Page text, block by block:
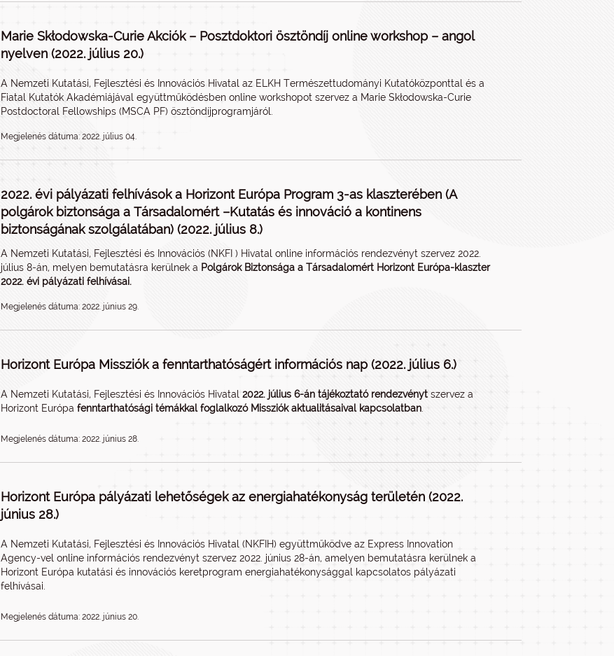
Marie Skłodowska-Curie Akciók – Posztdoktori ösztöndíj online workshop – angol
nyelven (2022. július 20.)
A Nemzeti Kutatási, Fejlesztési és Innovációs Hivatal az ELKH Természettudományi Kutatóközponttal és a
Fiatal Kutatók Akadémiájával együttműködésben online workshopot szervez a Marie Skłodowska-Curie
Postdoctoral Fellowships (MSCA PF) ösztöndíjprogramjáról.
Megjelenés dátuma: 2022. július 04.
2022. évi pályázati felhívások a Horizont Európa Program 3-as klaszterében (A
polgárok biztonsága a Társadalomért –Kutatás és innováció a kontinens
biztonságának szolgálatában) (2022. július 8.)
A Nemzeti Kutatási, Fejlesztési és Innovációs (NKFI ) Hivatal online információs rendezvényt szervez 2022.
július 8-án, melyen bemutatásra kerülnek a Polgárok Biztonsága a Társadalomért Horizont Európa-klaszter
2022. évi pályázati felhívásai.
Megjelenés dátuma: 2022. június 29.
Horizont Európa Missziók a fenntarthatóságért információs nap (2022. július 6.)
A Nemzeti Kutatási, Fejlesztési és Innovációs Hivatal 2022. július 6-án tájékoztató rendezvényt szervez a
Horizont Európa fenntarthatósági témákkal foglalkozó Missziók aktualitásaival kapcsolatban
Megjelenés dátuma: 2022. június 28.
Horizont Európa pályázati lehetőségek az energiahatékonyság területén (2022.
június 28.)
A Nemzeti Kutatási, Fejlesztési és Innovációs Hivatal (NKFIH) együttműködve az Express Innovation
Agency-vel online információs rendezvényt szervez 2022. június 28-án, amelyen bemutatásra kerülnek a
Horizont Európa kutatási és innovációs keretprogram energiahatékonysággal kapcsolatos pályázati
felhívásai.
Megjelenés dátuma: 2022. június 20.